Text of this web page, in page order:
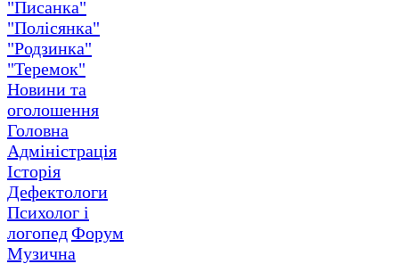
"Писанка"
"Полісянка"
"Родзинка"
"Теремок"
Новини та
оголошення
Головна
Адміністрація
Історія
Дефектологи
Психолог і
логопедФорум
Музична